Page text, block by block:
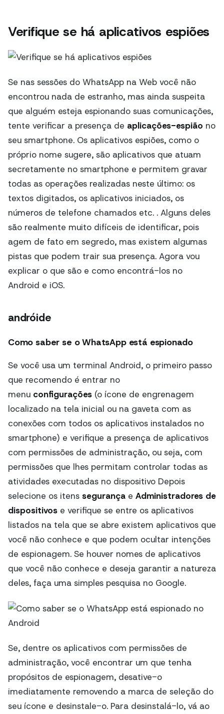
Verifique se há aplicativos espiões
Se nas sessões do WhatsApp na Web você não
encontrou nada de estranho, mas ainda suspeita
que alguém esteja espionando suas comunicações,
tente verificar a presença de aplicações-espião no
seu smartphone. Os aplicativos espiões, como o
próprio nome sugere, são aplicativos que atuam
secretamente no smartphone e permitem gravar
todas as operações realizadas neste último: os
textos digitados, os aplicativos iniciados, os
números de telefone chamados etc. . Alguns deles
são realmente muito difíceis de identificar, pois
agem de fato em segredo, mas existem algumas
pistas que podem trair sua presença. Agora vou
explicar o que são e como encontrá-los no
Android e iOS.
andróide
Como saber se o WhatsApp está espionado
Se você usa um terminal Android, o primeiro passo
que recomendo é entrar no
menu configurações (o ícone de engrenagem
localizado na tela inicial ou na gaveta com as
conexões com todos os aplicativos instalados no
smartphone) e verifique a presença de aplicativos
com permissões de administração, ou seja, com
permissões que lhes permitam controlar todas as
atividades executadas no dispositivo Depois
selecione os itens segurança e Administradores de
dispositivos e verifique se entre os aplicativos
listados na tela que se abre existem aplicativos que
você não conhece e que podem ocultar intenções
de espionagem. Se houver nomes de aplicativos
que você não conhece e deseja garantir a natureza
deles, faça uma simples pesquisa no Google.
Se, dentre os aplicativos com permissões de
administração, você encontrar um que tenha
propósitos de espionagem, desative-o
imediatamente removendo a marca de seleção do
seu ícone e desinstale-o. Para desinstalá-lo, vá ao